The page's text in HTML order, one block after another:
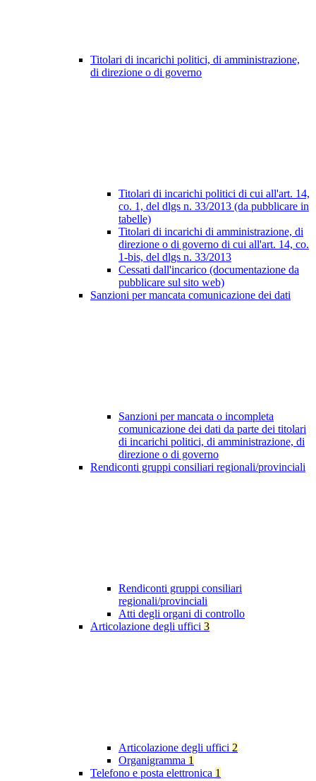
Titolari di incarichi politici, di amministrazione,
di direzione o di governo
Titolari di incarichi politici di cui all'art. 14,
co. 1, del dlgs n. 33/2013 (da pubblicare in
tabelle)
Titolari di incarichi di amministrazione, di
direzione o di governo di cui all'art. 14, co.
1-bis, del dlgs n. 33/2013
Cessati dall'incarico (documentazione da
pubblicare sul sito web)
Sanzioni per mancata comunicazione dei dati
Sanzioni per mancata o incompleta
comunicazione dei dati da parte dei titolari
di incarichi politici, di amministrazione, di
direzione o di governo
Rendiconti gruppi consiliari regionali/provinciali
Rendiconti gruppi consiliari
regionali/provinciali
Atti degli organi di controllo
Articolazione degli uffici 3
Articolazione degli uffici 2
Organigramma 1
Telefono e posta elettronica 1